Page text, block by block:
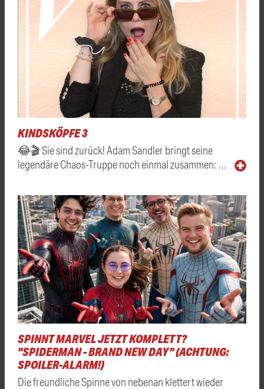
KINDSKÖPFE 3
😂🎬 Sie sind zurück! Adam Sandler bringt seine
legendäre Chaos-Truppe noch einmal zusammen: …
SPINNT MARVEL JETZT KOMPLETT?
"SPIDERMAN - BRAND NEW DAY" (ACHTUNG:
SPOILER-ALARM!)
Die freundliche Spinne von nebenan klettert wieder